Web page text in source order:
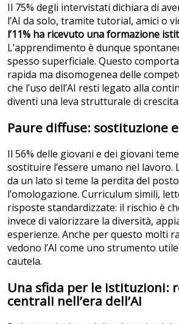
Il 75% degli intervistati dichiara di
l’AI da solo, tramite tutorial, amici o
l’11% ha ricevuto una formazione
L’apprendimento è dunque
spesso superficiale. Questo
rapida ma disomogenea delle
che l’uso dell’AI resti legato alla
diventi una leva strutturale di crescita.
Paure diffuse: sostituzione
Il 56% delle giovani e dei giovani teme
sostituire l’essere umano nel lavoro.
da un lato si teme la perdita del
l’omologazione. Curriculum simili,
risposte standardizzate: il rischio è
invece di valorizzare la diversità,
esperienze. Anche per questo molti
vedono l’AI come uno strumento
cautela.
Una sfida per le istituzioni:
centrali nell’era dell’AI